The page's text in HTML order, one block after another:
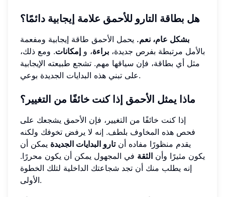
هل بطاقة التارو للأحمق علامة إيجابية دائمًا؟
بشكل عام، نعم. يحمل الأحمق طاقة إيجابية ومفعمة
بالأمل مرتبطة بفرص جديدة، براءة، و إمكانات. ومع ذلك،
مثل أي بطاقة، فإن سياقها مهم. تشجع طبيعته الإيجابية
على تبني هذه البدايات الجديدة بوعي.
ماذا يمثل الأحمق إذا كنت خائفًا من التغيير؟
إذا كنت خائفًا من التغيير، فإن الأحمق يشجعك على
فحص هذه المخاوف بلطف. إنه لا يرفض تخوفك ولكنه
يقدم منظورًا مفاده أنتارو البدايات الجديدة يمكن أن
يكون مثيرًا وأن الثقة في المجهول يمكن أن يكون محررًا.
إنه يطلب منك أن تجد شجاعتك الداخلية لتلك الخطوة
الأولى.